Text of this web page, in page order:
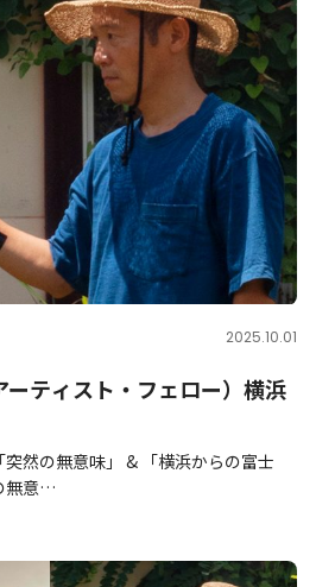
2025.10.01
ティスト・フェロー）横浜
然の無意味」 & 「横浜からの富士
無意…